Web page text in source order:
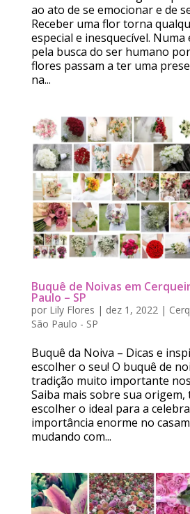
ao ato de se emocionar e de
Receber uma flor torna
especial e inesquecível. Numa
pela busca do ser humano
flores passam a ter uma
na...
Buquê de Noivas em
Paulo – SP
por Lily Flores | dez 1, 2022 |
São Paulo - SP
Buquê da Noiva – Dicas e
escolher o seu! O buquê de
tradição muito importante
Saiba mais sobre sua origem,
escolher o ideal para a
importância enorme no
mudando com...